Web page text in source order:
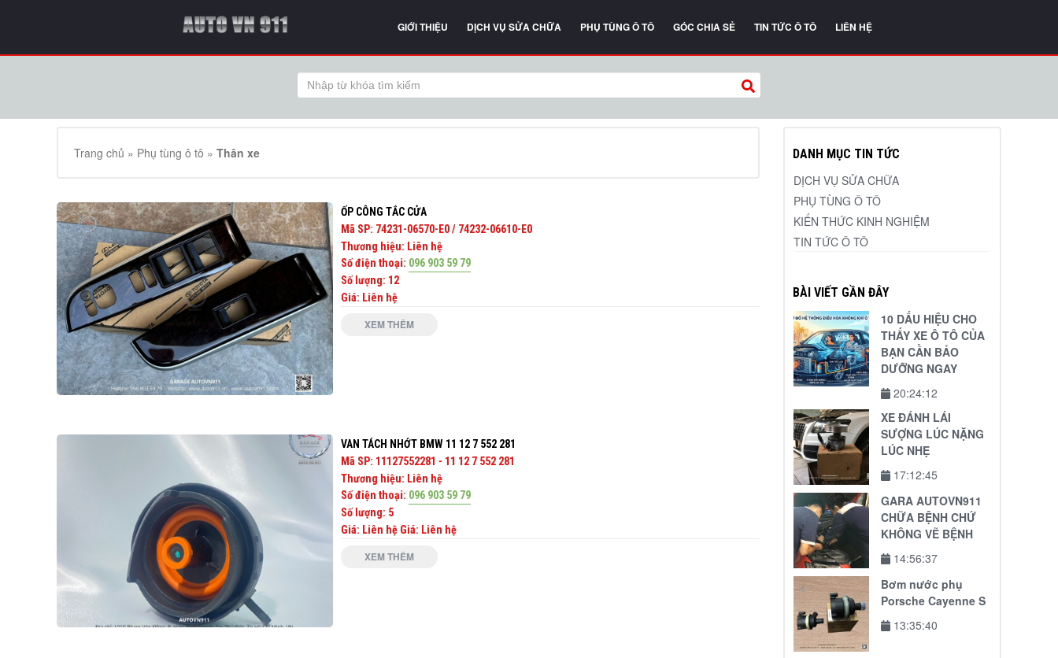
GIỚI THIỆU DỊCH VỤ SỬA CHỮA PHỤ TÙNG Ô TÔ GÓC CHIA SẺ TIN TỨC Ô TÔ LIÊN HỆ
Trang chủ » Phụ tùng ô tô » Thân xe
ỐP CÔNG TẮC CỬA
Mã SP: 74231-06570-E0 / 74232-06610-E0
Thương hiệu: Liên hệ
Số điện thoại: 096 903 59 79
Số lượng: 12
Giá: Liên hệ
XEM THÊM
VAN TÁCH NHỚT BMW 11 12 7 552 281
Mã SP: 11127552281 - 11 12 7 552 281
Thương hiệu: Liên hệ
Số điện thoại: 096 903 59 79
Số lượng: 5
Giá: Liên hệ Giá: Liên hệ
XEM THÊM
DANH MỤC TIN TỨC
DỊCH VỤ SỬA CHỮA
PHỤ TÙNG Ô TÔ
KIẾN THỨC KINH NGHIỆM
TIN TỨC Ô TÔ
BÀI VIẾT GẦN ĐÂY
10 DẤU HIỆU CHO
THẤY XE Ô TÔ CỦA
BẠN CẦN BẢO
DƯỠNG NGAY
20:24:12
XE ĐÁNH LÁI
SƯỢNG LÚC NẶNG
LÚC NHẸ
17:12:45
GARA AUTOVN911
CHỮA BỆNH CHỨ
KHÔNG VẼ BỆNH
14:56:37
Bơm nước phụ
Porsche Cayenne S
13:35:40